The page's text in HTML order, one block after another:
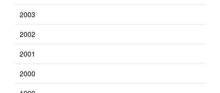
2003
2002
2001
2000